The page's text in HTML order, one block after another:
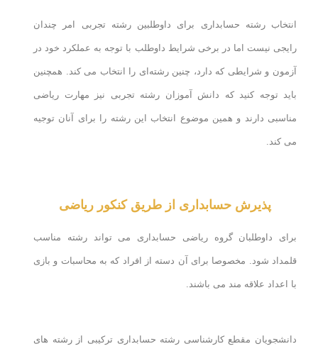
انتخاب رشته حسابداری برای داوطلبین رشته تجربی امر چندان
رایجی نیست اما در برخی شرایط داوطلب با توجه به عملکرد خود در
آزمون و شرایطی که دارد، چنین رشته‌ای را انتخاب می کند. همچنین
باید توجه کنید که دانش آموزان رشته تجربی نیز مهارت ریاضی
مناسبی دارند و همین موضوع انتخاب این رشته را برای آنان توجیه
می کند.
پذیرش حسابداری از طریق کنکور ریاضی
برای داوطلبان گروه ریاضی حسابداری می تواند رشته مناسب
قلمداد شود. مخصوصا برای آن دسته از افراد که به محاسبات و بازی
با اعداد علاقه مند می باشند.
دانشجویان مقطع کارشناسی رشته حسابداری ترکیبی از رشته های